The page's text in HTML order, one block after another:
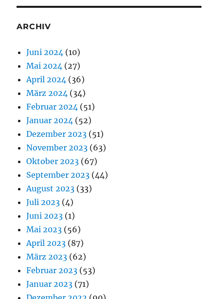
ARCHIV
Juni 2024 (10)
Mai 2024 (27)
April 2024 (36)
März 2024 (34)
Februar 2024 (51)
Januar 2024 (52)
Dezember 2023 (51)
November 2023 (63)
Oktober 2023 (67)
September 2023 (44)
August 2023 (33)
Juli 2023 (4)
Juni 2023 (1)
Mai 2023 (56)
April 2023 (87)
März 2023 (62)
Februar 2023 (53)
Januar 2023 (71)